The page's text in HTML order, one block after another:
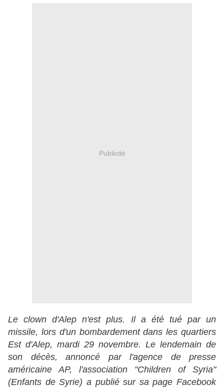
Publicité
Le clown d'Alep n'est plus. Il a été tué par un
missile, lors d'un bombardement dans les quartiers
Est d'Alep, mardi 29 novembre. Le lendemain de
son décès, annoncé par l'agence de presse
américaine AP, l'association "Children of Syria"
(Enfants de Syrie) a publié sur sa page Facebook